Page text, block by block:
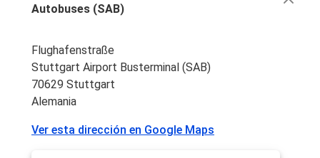
Autobuses (SAB)
Flughafenstraße
Stuttgart Airport Busterminal (SAB)
70629 Stuttgart
Alemania
Ver esta dirección en Google Maps